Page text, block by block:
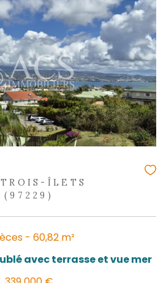
TROIS-ÎLETS
(97229)
3 pièces - 91 m²
F3 avec vue mer
de parking
REF : 2316IA